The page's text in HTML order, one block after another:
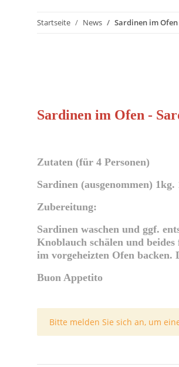
Startseite News Sardinen im
Sardinen im Ofen -
Zutaten (für 4 Personen)
Sardinen (ausgenommen)
Zubereitung:
Sardinen waschen und ggf.
Knoblauch schälen und
im vorgeheizten Ofen backen.
Buon Appetito
x
Bitte melden Sie sich an, um